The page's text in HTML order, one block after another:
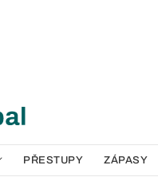
PŘESTUPY ZÁPASY